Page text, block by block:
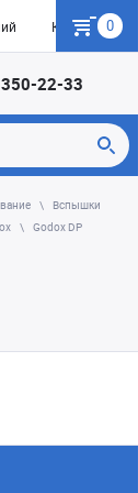
Как купить
0
22-33
Вспышки
Godox DP